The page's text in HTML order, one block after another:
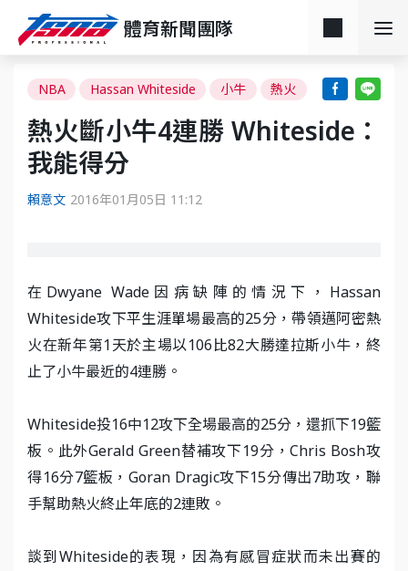
體育新聞團隊
NBA Hassan Whiteside 小牛 熱火
熱火斷小牛4連勝 Whiteside：
我能得分
賴意文 2016年01月05日 11:12
在Dwyane Wade因病缺陣的情況下，Hassan
Whiteside攻下平生涯單場最高的25分，帶領邁阿密熱
火在新年第1天於主場以106比82大勝達拉斯小牛，終
止了小牛最近的4連勝。
Whiteside投16中12攻下全場最高的25分，還抓下19籃
板。此外Gerald Green替補攻下19分，Chris Bosh攻
得16分7籃板，Goran Dragic攻下15分傳出7助攻，聯
手幫助熱火終止年底的2連敗。
談到Whiteside的表現，因為有感冒症狀而未出賽的